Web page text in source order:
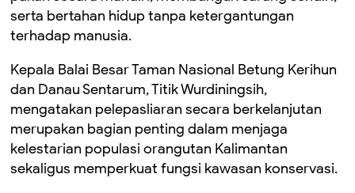
serta bertahan hidup tanpa ketergantungan
terhadap manusia.
Kepala Balai Besar Taman Nasional Betung Kerihun
dan Danau Sentarum,Titik Wurdiningsih,
mengatakan pelepasliaran secara berkelanjutan
merupakan bagian penting dalam menjaga
kelestarian populasi orangutan Kalimantan
sekaligus memperkuat fungsi kawasan konservasi.